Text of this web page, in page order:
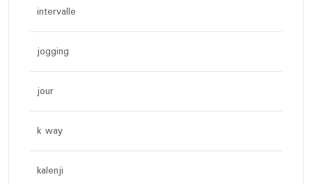
intervalle
jogging
jour
k way
kalenji